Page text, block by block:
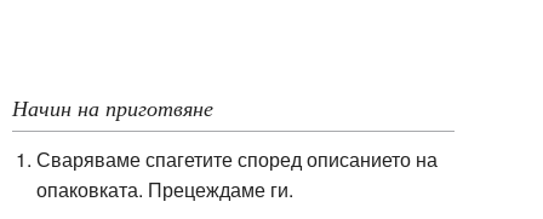
Начин на приготвяне
Сваряваме спагетите според описанието на
опаковката. Прецеждаме ги.